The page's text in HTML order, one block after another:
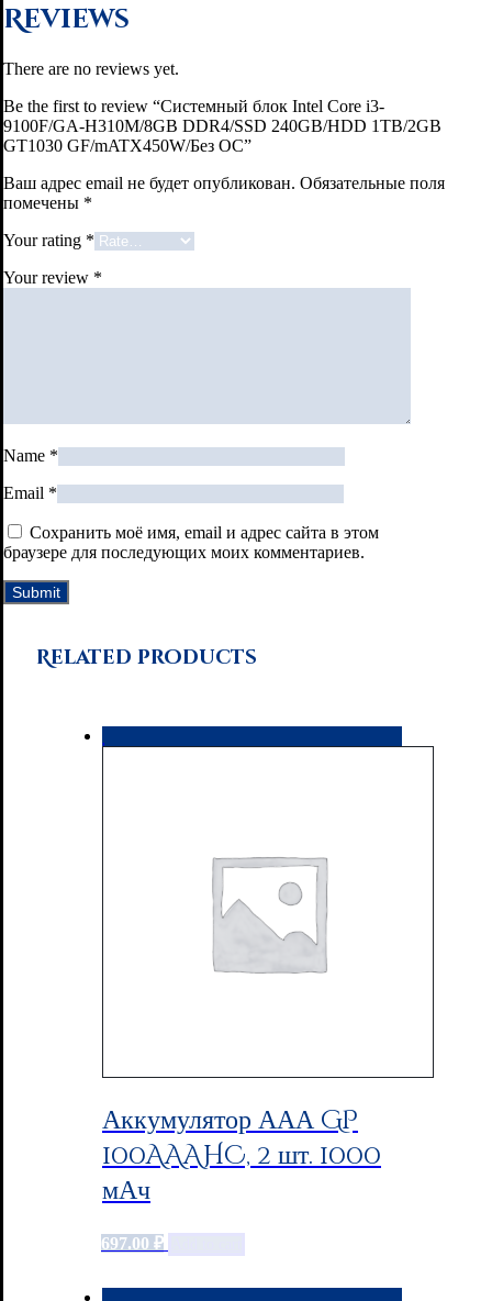
Reviews
There are no reviews yet.
Be the first to review “Системный блок Intel Core i3-
9100F/GA-H310M/8GB DDR4/SSD 240GB/HDD 1TB/2GB
GT1030 GF/mATX450W/Без ОС”
Ваш адрес email не будет опубликован. Обязательные поля
помечены *
Your rating *
Your review *
Name *
Email *
Сохранить моё имя, email и адрес сайта в этом
браузере для последующих моих комментариев.
Related products
Аккумулятор ААА GP
100AAAHC, 2 шт. 1000
мАч
697.00 ₽